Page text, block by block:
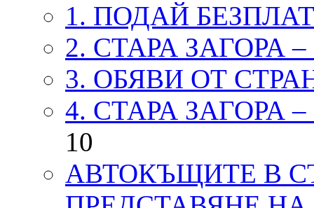
1. ПОДАЙ
2. СТАРА ЗАГОРА
3. ОБЯВИ ОТ
4. СТАРА ЗАГОРА
10
АВТОКЪЩИТЕ В